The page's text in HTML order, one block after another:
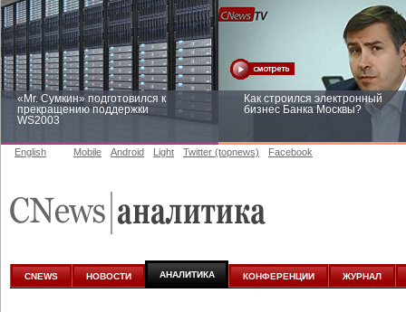
«Mr. Сумкин» подготовился к
прекращению поддержки
WS2003
Как строился электронный
бизнес Банка Москвы?
аналитике
English Mobile Android Light Twitter (topnews) Facebook
CNEWS НОВОСТИ АНАЛИТИКА КОНФЕРЕНЦИИ ЖУРНАЛ